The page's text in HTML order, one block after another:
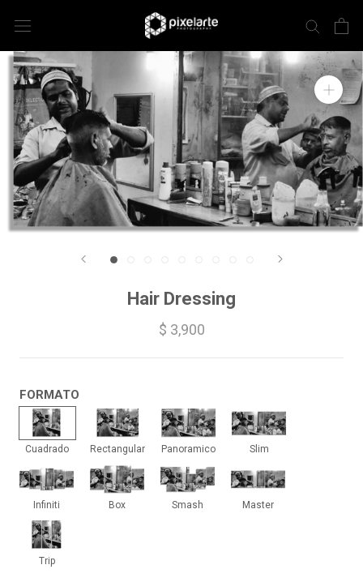
Hair Dressing
$ 3,900
FORMATO
Cuadrado
Cuadrado
Rectangular
Rectangular
Panoramico
Panoramico
Slim
Slim
Infiniti
Infiniti
Box
Box
Smash
Smash
Master
Master
Trip
Trip